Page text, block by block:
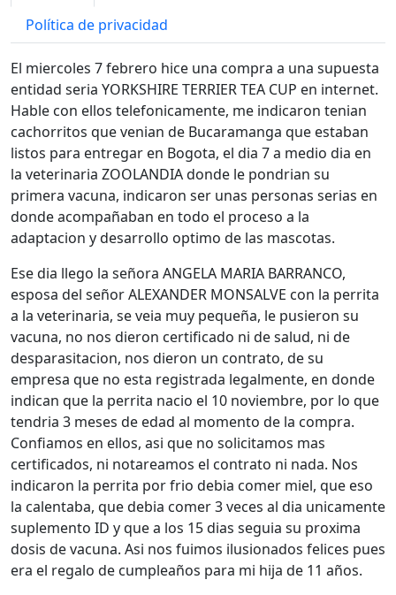
Política de privacidad
El miercoles 7 febrero hice una compra a una supuesta
entidad seria YORKSHIRE TERRIER TEA CUP en internet.
Hable con ellos telefonicamente, me indicaron tenian
cachorritos que venian de Bucaramanga que estaban
listos para entregar en Bogota, el dia 7 a medio dia en
la veterinaria ZOOLANDIA donde le pondrian su
primera vacuna, indicaron ser unas personas serias en
donde acompañaban en todo el proceso a la
adaptacion y desarrollo optimo de las mascotas.
Ese dia llego la señora ANGELA MARIA BARRANCO,
esposa del señor ALEXANDER MONSALVE con la perrita
a la veterinaria, se veia muy pequeña, le pusieron su
vacuna, no nos dieron certificado ni de salud, ni de
desparasitacion, nos dieron un contrato, de su
empresa que no esta registrada legalmente, en donde
indican que la perrita nacio el 10 noviembre, por lo que
tendria 3 meses de edad al momento de la compra.
Confiamos en ellos, asi que no solicitamos mas
certificados, ni notareamos el contrato ni nada. Nos
indicaron la perrita por frio debia comer miel, que eso
la calentaba, que debia comer 3 veces al dia unicamente
suplemento ID y que a los 15 dias seguia su proxima
dosis de vacuna. Asi nos fuimos ilusionados felices pues
era el regalo de cumpleaños para mi hija de 11 años.